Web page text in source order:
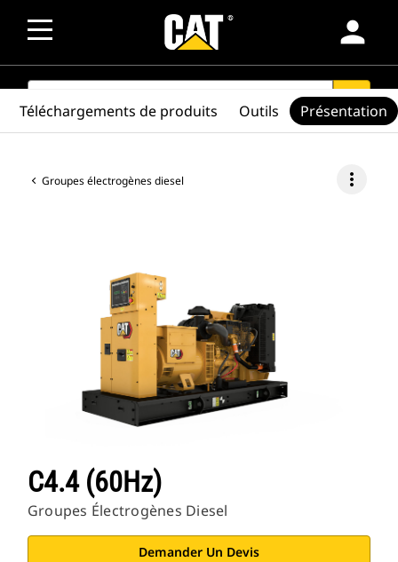
person
SEARCH search
Groupes électrogènes diesel more_vert
C4.4 (60Hz)
Groupes Électrogènes Diesel
Demander Un Devis
Téléchargements de produits Outils Présentation